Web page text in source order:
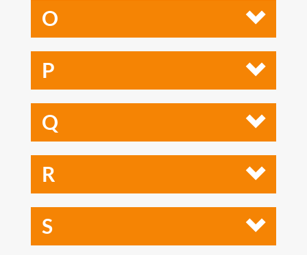
O
P
Q
R
S